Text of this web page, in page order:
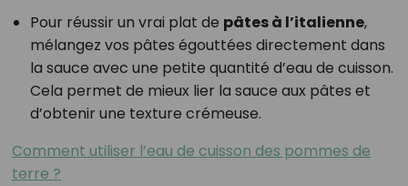
Pour réussir un vrai plat de pâtes à l’italienne,
mélangez vos pâtes égouttées directement dans
la sauce avec une petite quantité d’eau de cuisson.
Cela permet de mieux lier la sauce aux pâtes et
d’obtenir une texture crémeuse.
Comment utiliser l’eau de cuisson des pommes de
terre ?